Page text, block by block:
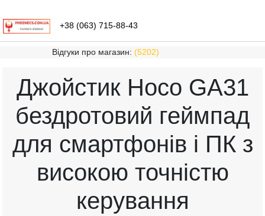
+38 (063) 715-88-43
Відгуки про магазин: (5202)
Джойстик Hoco GA31
бездротовий геймпад
для смартфонів і ПК з
високою точністю
керування